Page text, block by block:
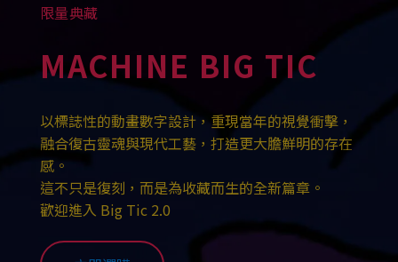
限量典藏
MACHINE BIG TIC
以標誌性的動畫數字設計，重現當年的視覺衝擊，
融合復古靈魂與現代工藝，打造更大膽鮮明的存在
感。
這不只是復刻，而是為收藏而生的全新篇章。
歡迎進入 Big Tic 2.0